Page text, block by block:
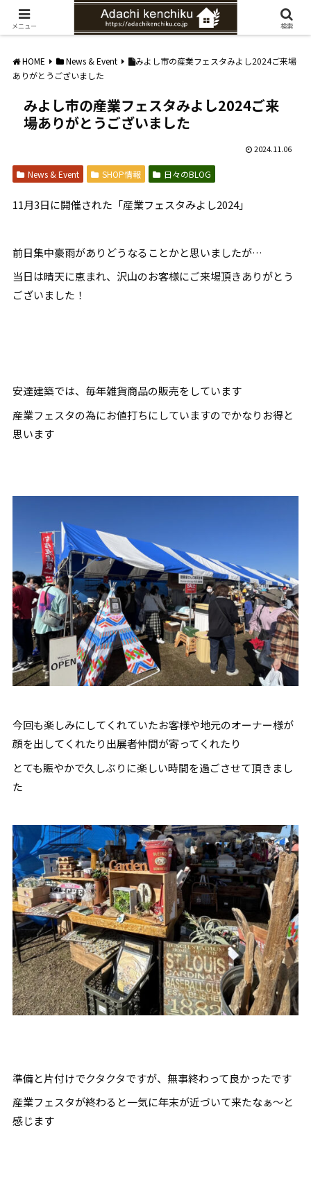
愛知県みよし市の工務店。自然素材を使ったナチュラルな家づくりをご提案
HOME News & Event
みよし市の産業フェスタみよし2024ご来場
ありがとうございました
みよし市の産業フェスタみよし2024ご来
場ありがとうございました
2024.11.06
News & Event SHOP情報 日々のBLOG
11月3日に開催された「産業フェスタみよし2024」
前日集中豪雨がありどうなることかと思いましたが…
当日は晴天に恵まれ、沢山のお客様にご来場頂きありがとう
ございました！
安達建築では、毎年雑貨商品の販売をしています
産業フェスタの為にお値打ちにしていますのでかなりお得と
思います
今回も楽しみにしてくれていたお客様や地元のオーナー様が
顔を出してくれたり出展者仲間が寄ってくれたり
とても賑やかで久しぶりに楽しい時間を過ごさせて頂きまし
た
準備と片付けでクタクタですが、無事終わって良かったです
産業フェスタが終わると一気に年末が近づいて来たなぁ～と
感じます
メニュー 検索